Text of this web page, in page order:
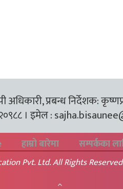
अधिकारी, प्रबन्ध निर्देशक:
। इमेल :
हाम्रो बारेमा सम्पर्कका
Pvt. Ltd. All Rights